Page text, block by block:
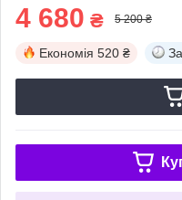
4 680 ₴ 5 200 ₴
Економія 520 ₴